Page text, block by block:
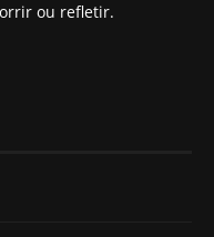
ou refletir.